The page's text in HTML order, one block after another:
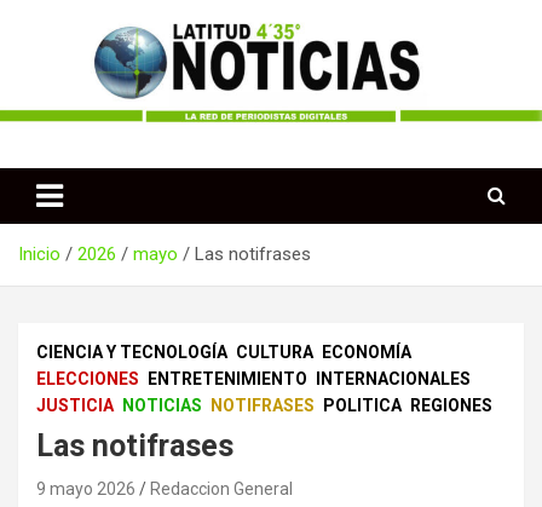
Latitud 435 Noticias
Inicio 2026 mayo Las notifrases
CIENCIA Y TECNOLOGÍA CULTURA
ECONOMÍA
ELECCIONES
ENTRETENIMIENTO
INTERNACIONALES
JUSTICIA
NOTICIAS NOTIFRASES POLITICA REGIONES
Las notifrases
9 mayo 2026 Redaccion General